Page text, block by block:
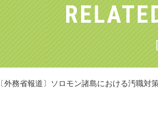
〔外務省報道〕ソロモン諸島における汚職